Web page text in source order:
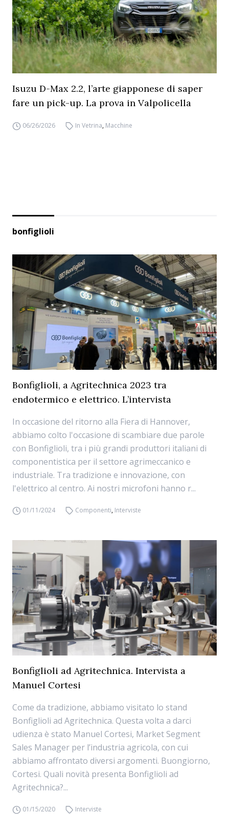
Isuzu D-Max 2.2, l’arte giapponese di saper
fare un pick-up. La prova in Valpolicella
06/26/2026 In Vetrina, Macchine
bonfiglioli
Bonfiglioli, a Agritechnica 2023 tra
endotermico e elettrico. L’intervista
In occasione del ritorno alla Fiera di Hannover,
abbiamo colto l'occasione di scambiare due parole
con Bonfiglioli, tra i più grandi produttori italiani di
componentistica per il settore agrimeccanico e
industriale. Tra tradizione e innovazione, con
l'elettrico al centro. Ai nostri microfoni hanno r...
01/11/2024 Componenti, Interviste
Bonfiglioli ad Agritechnica. Intervista a
Manuel Cortesi
Come da tradizione, abbiamo visitato lo stand
Bonfiglioli ad Agritechnica. Questa volta a darci
udienza è stato Manuel Cortesi, Market Segment
Sales Manager per l’industria agricola, con cui
abbiamo affrontato diversi argomenti. Buongiorno,
Cortesi. Quali novità presenta Bonfiglioli ad
Agritechnica?...
01/15/2020 Interviste